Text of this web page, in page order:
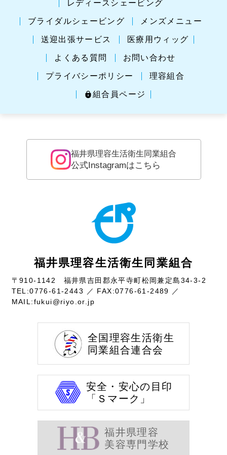
レディースシェービング
ブライダルシェービング メンズメニュー
送迎出張サービス 医療用ウィッグ
よくある質問 お問い合わせ
プライバシーポリシー 理容組合
組合員ページ
福井県理容生活衛生同業組合
〒910-1142 福井県吉田郡永平寺町松岡兼定島34-3-2
TEL:0776-61-2443
／ FAX:0776-61-2489 ／
MAIL:fukui@riyo.or.jp
福井県理容生活衛生同業組合
公式Instagramはこちら
全国理容生活衛生
同業組合連合会
安全・安心の目印
「Ｓマーク」
福井県理容
美容専門学校